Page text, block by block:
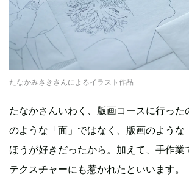
たなかみさきさんによるイラスト作品
たなかさんいわく、版画コースに行った
のような「面」ではなく、版画のような
ほうが好きだったから。加えて、手作業
テクスチャーにも惹かれたといいます。